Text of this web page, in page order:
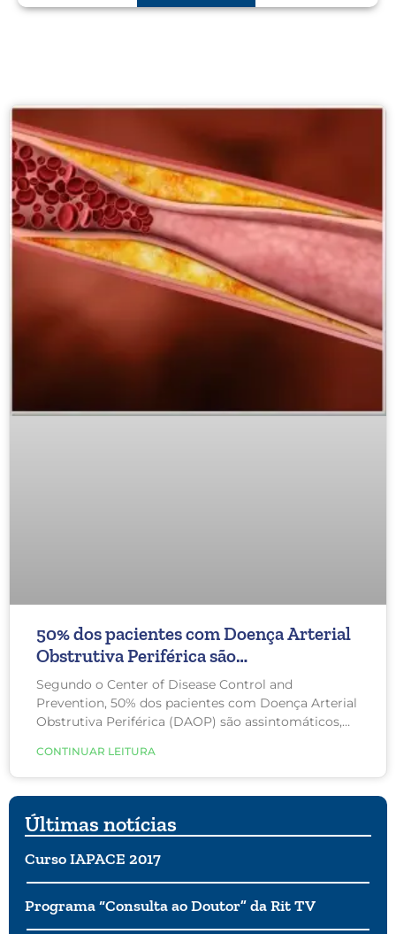
50% dos pacientes com Doença Arterial
Obstrutiva Periférica são
assintomáticos
Segundo o Center of Disease Control and
Prevention, 50% dos pacientes com Doença Arterial
Obstrutiva Periférica (DAOP) são assintomáticos,
número alerta para a necessidade da prevenção e da
visita periódica a um cirurgião vascular de
confiança.
CONTINUAR LEITURA
Últimas notícias
Curso IAPACE 2017
Programa “Consulta ao Doutor” da Rit TV